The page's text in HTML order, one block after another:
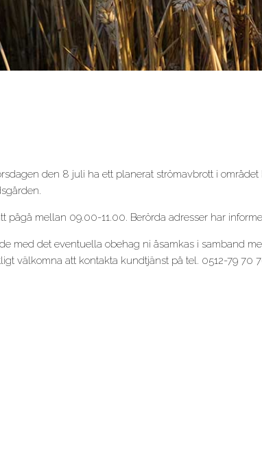
den 8 juli ha ett planerat strömavbrott i
pågå mellan 09.00-11.00. Berörda adresser har
med det eventuella obehag ni åsamkas i samband
välkomna att kontakta kundtjänst på tel. 0512-79 70